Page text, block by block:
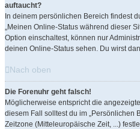
auftaucht?
In deinem persönlichen Bereich findest
„Meinen Online-Status während dieser
Option einschaltest, können nur
deinen Online-Status sehen. Du wirst
Nach oben
Die Forenuhr geht falsch!
Möglicherweise entspricht die
diesem Fall solltest du im „Persönlichen
Zeitzone (Mitteleuropäische Zeit, ...)